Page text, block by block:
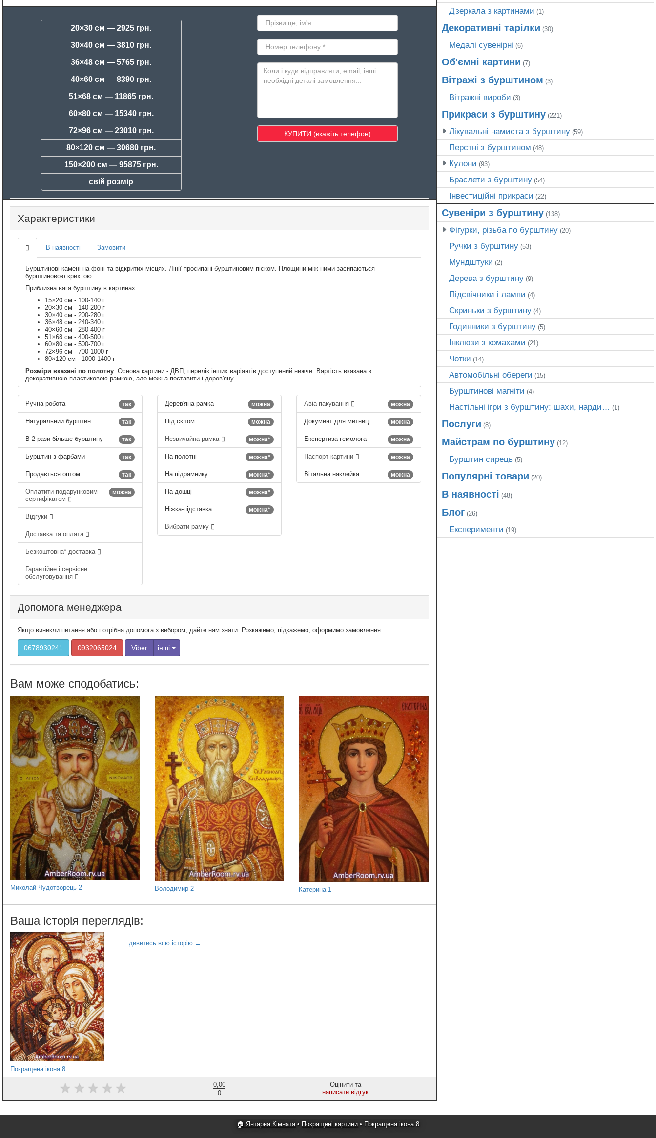
20×30 см —2925 грн.
30×40 см —3810 грн.
36×48 см —5765 грн.
40×60 см —8390 грн.
51×68 см — 11865 грн.
60×80 см — 15340 грн.
72×96 см — 23010 грн.
80×120 см —30680 грн.
150×200 см — 95875 грн.
свій розмір
Характеристики
В наявності Замовити
Бурштинові камені на фоні та відкритих місцях. Лінії просипані бурштиновим піском. Площини між ними засипаються
бурштиновою крихтою.
Приблизна вага бурштину в картинах:
15×20 см - 100-140 г
20×30 см - 140-200 г
30×40 см - 200-280 г
36×48 см - 240-340 г
40×60 см - 280-400 г
51×68 см - 400-500 г
60×80 см - 500-700 г
72×96 см - 700-1000 г
80×120 см - 1000-1400 г
Розміри вказані по полотну . Основа картини - ДВП, перелік інших варіантів доступнний нижче. Вартість вказана з
декоративною пластиковою рамкою, але можна поставити і дерев'яну.
так
Ручна робота
так
Натуральний бурштин
так
В 2 рази більше бурштину
так
Бурштин з фарбами
так
Продається оптом
можна
Оплатити подарунковим
сертифікатом
Відгуки
Доставка та оплата
Безкоштовна* доставка
Гарантійне і сервісне
обслуговування
можна
Дерев'яна рамка
можна
Під склом
можна*
Незвичайна рамка
можна*
На полотні
можна*
На підрамнику
можна*
На дошці
можна*
Ніжка-підставка
Вибрати рамку
можна
Авіа-пакування
можна
Документ для митниці
можна
Експертиза гемолога
можна
Паспорт картини
можна
Вітальна наклейка
Допомога менеджера
Якщо виникли питання або потрібна допомога з вибором, дайте нам знати. Розкажемо, підкажемо, оформимо замовлення...
0678930241 0932065024 Viber інші
Миколай Чудотворець 2 Володимир 2 Катерина 1
Покращена ікона 8
0,00
0
Оцінити та
написати відгук
Дзеркала з картинами (1)
Декоративні тарілки (30)
Медалі сувенірні (6)
Об'ємні картини (7)
Вітражі з бурштином (3)
Вітражні вироби (3)
Прикраси з бурштину(221)
Лікувальні намиста з бурштину(59)
Перстні з бурштином (48)
Кулони (93)
Браслети з бурштину(54)
Інвестиційні прикраси (22)
Сувеніри з бурштину(138)
Фігурки, різьба по бурштину(20)
Ручки з бурштину(53)
Мундштуки (2)
Дерева з бурштину(9)
Підсвічники і лампи (4)
Скриньки з бурштину(4)
Годинники з бурштину(5)
Інклюзи з комахами (21)
Чотки (14)
Автомобільні обереги (15)
Бурштинові магніти (4)
Настільні ігри з бурштину: шахи, нарди… (1)
Послуги (8)
Майстрам по бурштину(12)
Бурштин сирець (5)
Популярні товари (20)
В наявності (48)
Блог(26)
Експерименти (19)
🏠 Янтарна Кімната• Покращені картини • Покращена ікона 8